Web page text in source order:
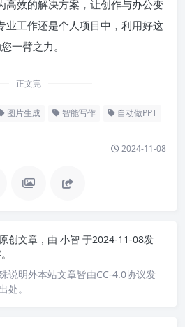
高效的解决方案，让创作与办公变
业工作还是个人项目中，利用好这
一臂之力。
正文完
图片生成 智能写作 自动做PPT
2024-11-08
创文章，由 小智 于2024-11-08发
说明外本站文章皆由CC-4.0协议发
处。